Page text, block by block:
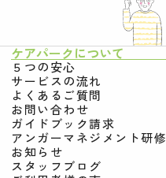
ケアパークについて
５つの安心
サービスの流れ
よくあるご質問
お問い合わせ
ガイドブック請求
アンガーマネジメント研修
お知らせ
スタッフブログ